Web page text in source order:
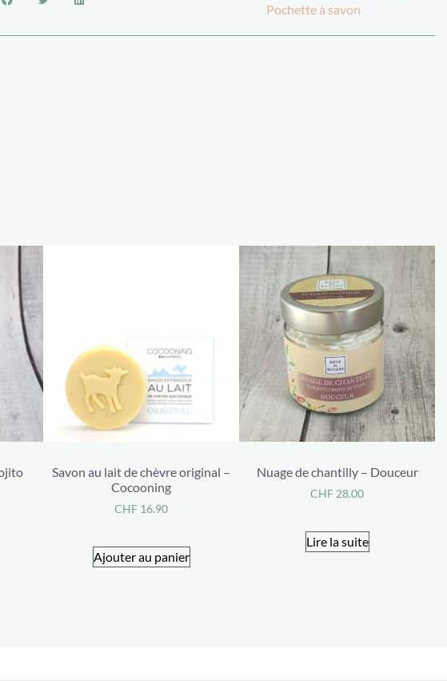
Pochette à savon
Savon au lait de chèvre original –
Cocooning
CHF 16.90
Ajouter au panier
Nuage de chantilly – Douceur
CHF 28.00
Lire la suite